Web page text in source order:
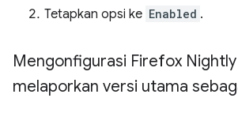
Tetapkan opsi ke Enabled .
Mengonfigurasi Firefox
melaporkan versi utama